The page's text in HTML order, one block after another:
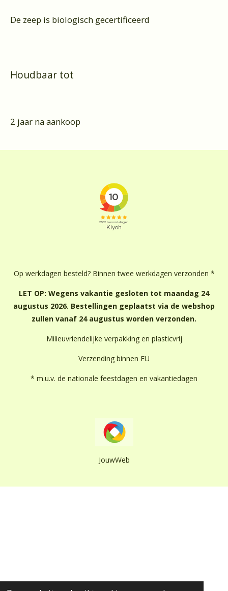
De zeep is biologisch gecertificeerd
Houdbaar tot
2 jaar na aankoop
Op werkdagen besteld? Binnen twee werkdagen verzonden *
LET OP: Wegens vakantie gesloten tot maandag 24
augustus 2026. Bestellingen geplaatst via de webshop
zullen vanaf 24 augustus worden verzonden.
Milieuvriendelijke verpakking en plasticvrij
Verzending binnen EU
* m.u.v. de nationale feestdagen en vakantiedagen
JouwWeb